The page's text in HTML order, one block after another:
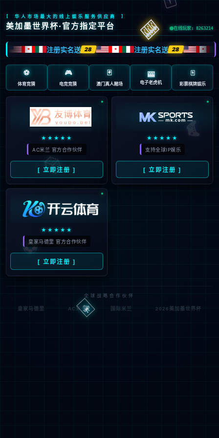
页面错误！请稍后再试～
V5.0.9 { 十年磨一剑-为API开发设计的高性能框架 }